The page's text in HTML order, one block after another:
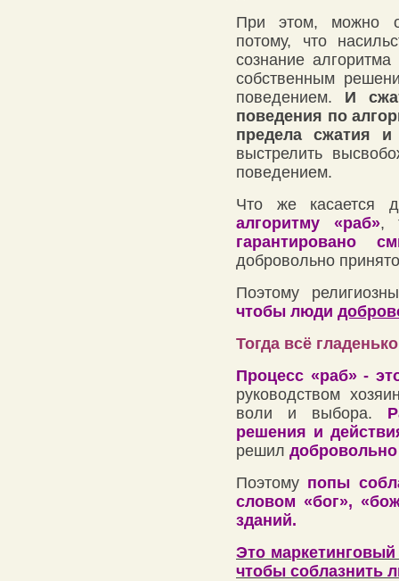
При этом, можно
потому, что
сознание
собственным
поведением. И
поведения по
предела сжатия и
выстрелить
поведением.
Что же касается
алгоритму «раб»,
гарантировано
добровольно
Поэтому
чтобы люди
Тогда всё
Процесс «раб» -
руководством
воли и выбора.
решения и
решил
Поэтому попы
словом «бог»,
зданий.
Это
чтобы соблазнить